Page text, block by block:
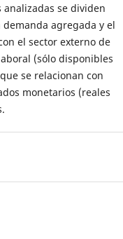
se dividen
agregada y el
el sector externo de
(sólo disponibles
se relacionan con
monetarios (reales